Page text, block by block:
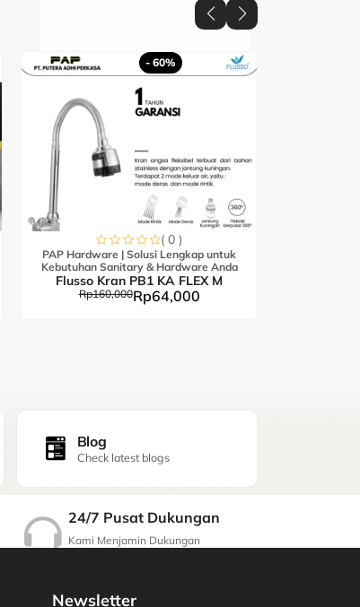
- 60%
( 0 )
PAP Hardware | Solusi Lengkap untuk
Kebutuhan Sanitary & Hardware Anda
Flusso Kran PB1 KA FLEX M
Rp160,000Rp64,000
Blog
Check latest blogs
24/7 Pusat Dukungan
Kami Menjamin Dukungan
Newsletter